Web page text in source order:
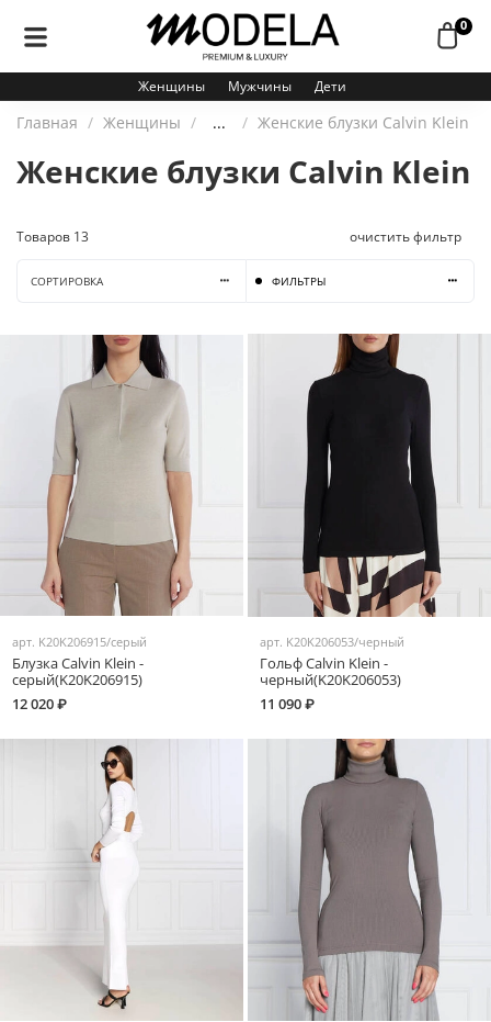
0
Женщины Мужчины Дети
Главная Женщины ... Женские блузки Calvin Klein
Женские блузки Calvin Klein
Товаров 13 очистить фильтр
СОРТИРОВКА ФИЛЬТРЫ
арт. K20K206915/серый
Блузка Calvin Klein -
серый(K20K206915)
12 020 ₽
арт. K20K206053/черный
Гольф Calvin Klein -
черный(K20K206053)
11 090 ₽